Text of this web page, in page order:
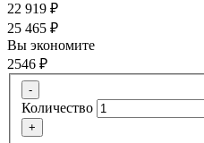
22 919 ₽
25 465 ₽
Вы экономите
2546 ₽
-
Количество
+